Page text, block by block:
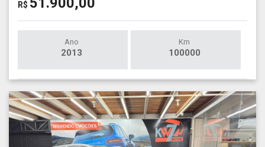
R$
Ano
2013
Km
100000